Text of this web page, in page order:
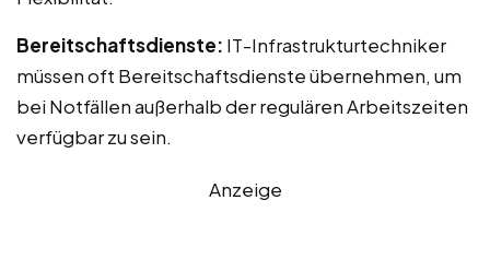
Bereitschaftsdienste: IT-Infrastrukturtechniker
müssen oft Bereitschaftsdienste übernehmen, um
bei Notfällen außerhalb der regulären Arbeitszeiten
verfügbar zu sein.
Anzeige